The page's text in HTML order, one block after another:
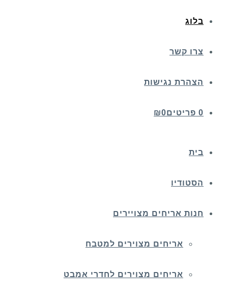
בלוג
צרו קשר
הצהרת נגישות
0 פריטים ₪0
בית
הסטודיו
חנות אריחים מצויירים
אריחים מצוירים למטבח
אריחים מצוירים לחדרי אמבט